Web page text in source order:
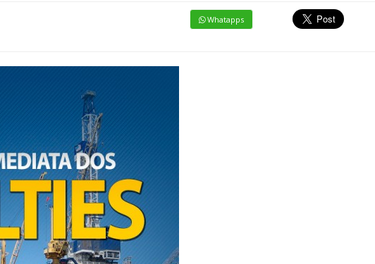
Whatapps